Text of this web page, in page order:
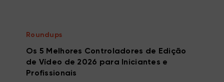
Roundups
Os 5 Melhores Controladores de Edição
de Vídeo de 2026 para Iniciantes e
Profissionais